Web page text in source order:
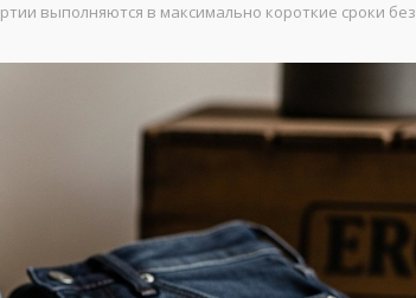
выполняются в максимально короткие сроки без